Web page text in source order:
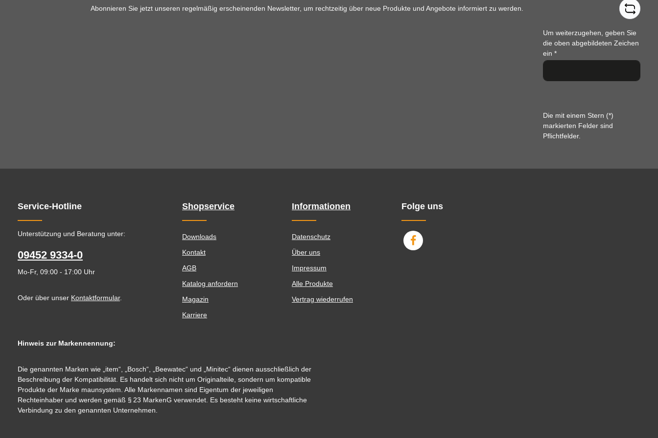
Abonnieren Sie jetzt unseren regelmäßig erscheinenden Newsletter, um rechtzeitig über neue Produkte und Angebote informiert zu werden.
Um weiterzugehen, geben Sie
die oben abgebildeten Zeichen
ein*
Die mit einem Stern (*)
markierten Felder sind
Pflichtfelder.
Service-Hotline
Unterstützung und Beratung unter:
09452 9334-0
Mo-Fr, 09:00 - 17:00 Uhr
Oder über unser Kontaktformular.
Shopservice
Downloads
Kontakt
AGB
Katalog anfordern
Magazin
Karriere
Informationen
Datenschutz
Über uns
Impressum
Alle Produkte
Vertrag wiederrufen
Folge uns
Hinweis zur Markennennung:
Die genannten Marken wie „item“, „Bosch“, „Beewatec“ und „Minitec“ dienen ausschließlich der
Beschreibung der Kompatibilität. Es handelt sich nicht um Originalteile, sondern um kompatible
Produkte der Marke maunsystem. Alle Markennamen sind Eigentum der jeweiligen
Rechteinhaber und werden gemäß § 23 MarkenG verwendet. Es besteht keine wirtschaftliche
Verbindung zu den genannten Unternehmen.